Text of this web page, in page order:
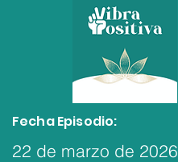
Fecha Episodio:
22 de marzo de 2026